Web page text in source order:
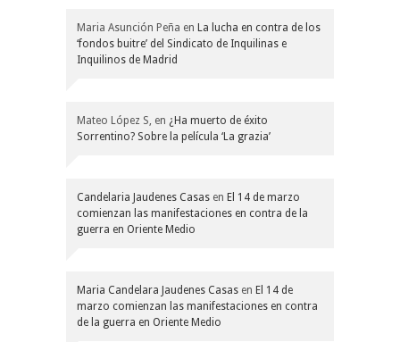
Maria Asunción Peña en La lucha en contra de los
‘fondos buitre’ del Sindicato de Inquilinas e
Inquilinos de Madrid
Mateo López S, en ¿Ha muerto de éxito
Sorrentino? Sobre la película ‘La grazia’
Candelaria Jaudenes Casas en El 14 de marzo
comienzan las manifestaciones en contra de la
guerra en Oriente Medio
Maria Candelara Jaudenes Casas en El 14 de
marzo comienzan las manifestaciones en contra
de la guerra en Oriente Medio